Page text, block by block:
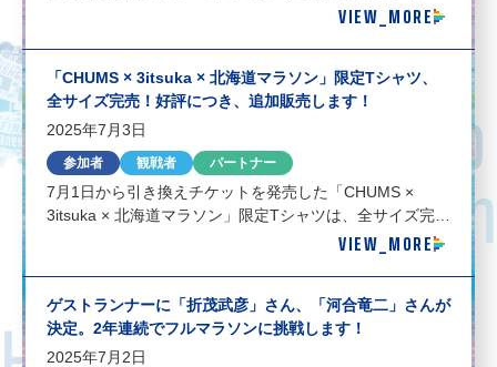
ご迷惑おかけいたしますが、ご理解とご協力のほど、よろ
ン」、エントリー受け付け中！［7月14日まで］ 詳細はこ
ちら ☆「北海道マラソン2025 POP UP STORE」、7月5
日（土）オー
VIEW_MORE
「CHUMS × 3itsuka × 北海道マラソン」限定Tシャツ、
全サイズ完売！好評につき、追加販売します！
2025年7月3日
参加者 観戦者 パートナー
7月1日から引き換えチケットを発売した「CHUMS ×
3itsuka × 北海道マラソン」限定Tシャツは、全サイズ完売
しました。 好評につき、多くの方にお買い求めいただけ
「北海道マラソン2025 EXPO」CHUMSブース（大通公
園） ※7月5日（土）からサッポロファクトリーで開催す
る「北
VIEW_MORE
ゲストランナーに「折茂武彦」さん、「河合竜二」さんが
決定。2年連続でフルマラソンに挑戦します！
2025年7月2日